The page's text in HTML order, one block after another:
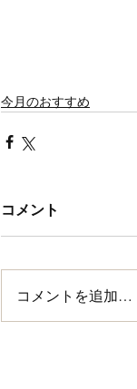
今月のおすすめ
コメント
コメントを追加…